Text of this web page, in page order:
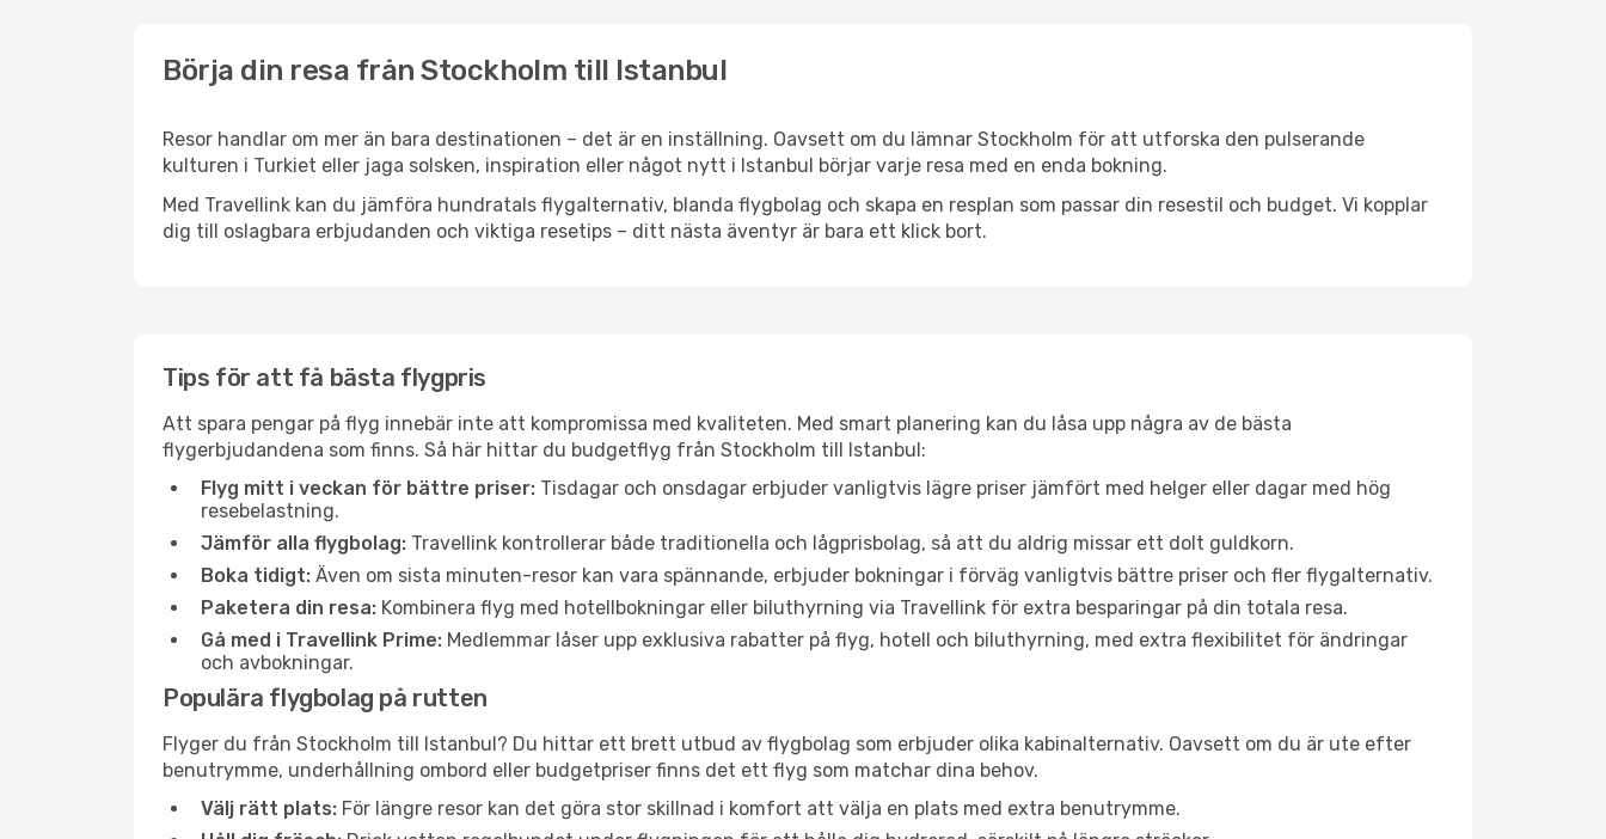
Börja din resa från Stockholm till Istanbul
Resor handlar om mer än bara destinationen – det är en inställning. Oavsett om du lämnar Stockholm för att utforska den pulserande
kulturen i Turkiet eller jaga solsken, inspiration eller något nytt i Istanbul börjar varje resa med en enda bokning.
Med Travellink kan du jämföra hundratals flygalternativ, blanda flygbolag och skapa en resplan som passar din resestil och budget. Vi kopplar
dig till oslagbara erbjudanden och viktiga resetips – ditt nästa äventyr är bara ett klick bort.
Tips för att få bästa flygpris
Att spara pengar på flyg innebär inte att kompromissa med kvaliteten. Med smart planering kan du låsa upp några av de bästa
flygerbjudandena som finns. Så här hittar du budgetflyg från Stockholm till Istanbul:
Flyg mitt i veckan för bättre priser: Tisdagar och onsdagar erbjuder vanligtvis lägre priser jämfört med helger eller dagar med hög
resebelastning.
Jämför alla flygbolag: Travellink kontrollerar både traditionella och lågprisbolag, så att du aldrig missar ett dolt guldkorn.
Boka tidigt: Även om sista minuten-resor kan vara spännande, erbjuder bokningar i förväg vanligtvis bättre priser och fler flygalternativ.
Paketera din resa: Kombinera flyg med hotellbokningar eller biluthyrning via Travellink för extra besparingar på din totala resa.
Gå med i Travellink Prime: Medlemmar låser upp exklusiva rabatter på flyg, hotell och biluthyrning, med extra flexibilitet för ändringar
och avbokningar.
Populära flygbolag på rutten
Flyger du från Stockholm till Istanbul? Du hittar ett brett utbud av flygbolag som erbjuder olika kabinalternativ. Oavsett om du är ute efter
benutrymme, underhållning ombord eller budgetpriser finns det ett flyg som matchar dina behov.
Välj rätt plats: För längre resor kan det göra stor skillnad i komfort att välja en plats med extra benutrymme.